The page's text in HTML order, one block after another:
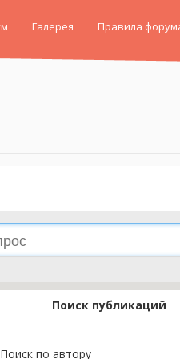
Галерея Правила
Поиск публикаций
Поиск по автору